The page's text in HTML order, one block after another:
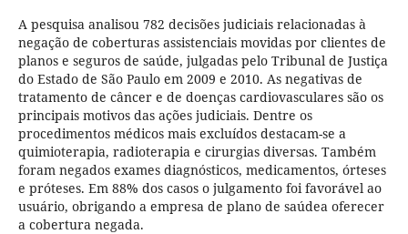
A pesquisa analisou 782 decisões judiciais relacionadas à
negação de coberturas assistenciais movidas por clientes de
planos e seguros de saúde, julgadas pelo Tribunal de Justiça
do Estado de São Paulo em 2009 e 2010. As negativas de
tratamento de câncer e de doenças cardiovasculares são os
principais motivos das ações judiciais. Dentre os
procedimentos médicos mais excluídos destacam-se a
quimioterapia, radioterapia e cirurgias diversas. Também
foram negados exames diagnósticos, medicamentos, órteses
e próteses. Em 88% dos casos o julgamento foi favorável ao
usuário, obrigando a empresa de plano de saúdea oferecer
a cobertura negada.